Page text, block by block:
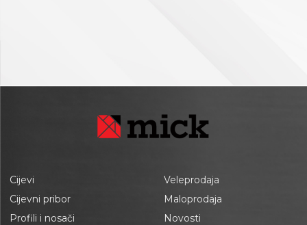
Cijevi
Cijevni pribor
Profili i nosači
Veleprodaja
Maloprodaja
Novosti